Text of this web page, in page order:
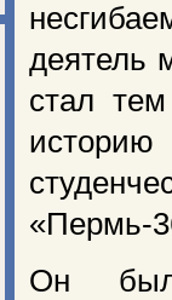
деятель
стал
«Пермь-
Он был